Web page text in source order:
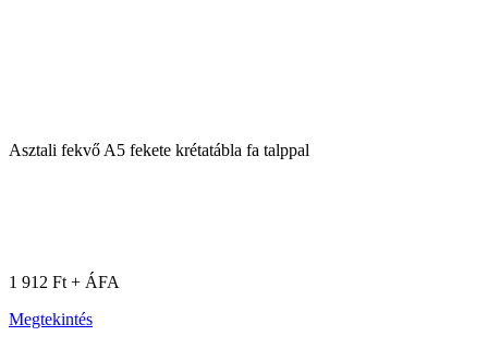
Asztali fekvő A5 fekete krétatábla fa talppal
1 912 Ft + ÁFA
Megtekintés